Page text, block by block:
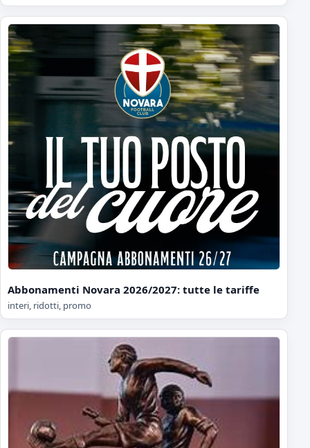
Abbonamenti Novara 2026/2027: tutte le tariffe
interi, ridotti, promo